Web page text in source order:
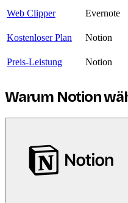
Web Clipper
Evernote
Kostenloser Plan
Notion
Preis-Leistung
Notion
Warum Notion